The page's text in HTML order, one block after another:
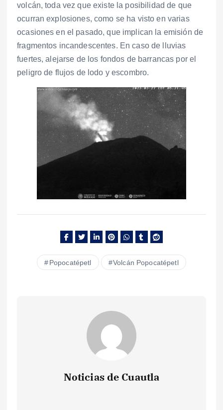
volcán, toda vez que existe la posibilidad de que
ocurran explosiones, como se ha visto en varias
ocasiones en el pasado, que implican la emisión de
fragmentos incandescentes. En caso de lluvias
fuertes, alejarse de los fondos de barrancas por el
peligro de flujos de lodo y escombro.
Popocatépetl Volcán Popocatépetl
Noticias de Cuautla